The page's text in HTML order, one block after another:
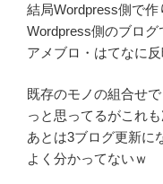
結局Wordpress側で作
Wordpress側のブロ
アメブロ・はてなに
既存のモノの組合せ
っと思ってるがこれも
あとは3ブログ更新に
よく分かってないｗ